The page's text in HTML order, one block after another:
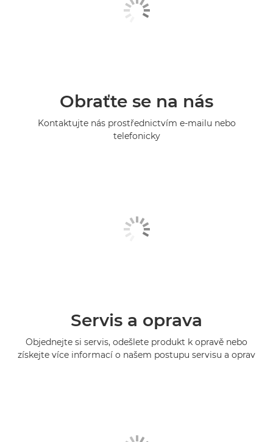
Obraťte se na nás
Kontaktujte nás prostřednictvím e-mailu nebo
telefonicky
Servis a oprava
Objednejte si servis, odešlete produkt k opravě nebo
získejte více informací o našem postupu servisu a oprav